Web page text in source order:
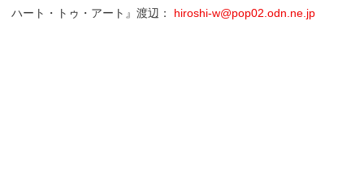
ハート・トゥ・アート』渡辺： hiroshi-w@pop02.odn.ne.jp